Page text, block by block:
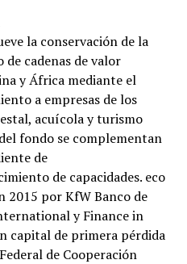
la conservación de la
cadenas de valor
y África mediante el
a empresas de los
acuícola y turismo
fondo se complementan
de
de capacidades. eco
2015 por KfW Banco de
y Finance in
capital de primera pérdida
de Cooperación